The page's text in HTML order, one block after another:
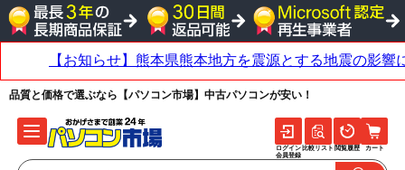
品質と価格で選ぶなら【パソコン市場】中古パソコンが安い！
ログイン
会員登録
比較リスト 閲覧履歴 カート